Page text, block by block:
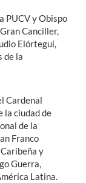
PUCV y Obispo
Canciller,
Elórtegui,
de la
Cardenal
la ciudad de
de la
Franco
y
Guerra,
Latina.